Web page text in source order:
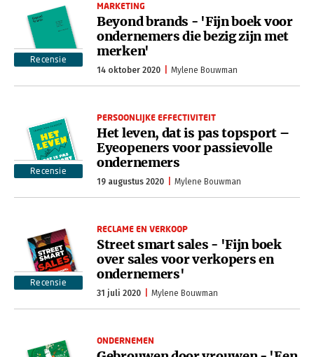
Recensie
MARKETING
Beyond brands - 'Fijn boek voor
ondernemers die bezig zijn met
merken'
14 oktober 2020 Mylene Bouwman
Recensie
PERSOONLIJKE EFFECTIVITEIT
Het leven, dat is pas topsport –
Eyeopeners voor passievolle
ondernemers
19 augustus 2020 Mylene Bouwman
Recensie
RECLAME EN VERKOOP
Street smart sales - 'Fijn boek
over sales voor verkopers en
ondernemers'
31 juli 2020 Mylene Bouwman
ONDERNEMEN